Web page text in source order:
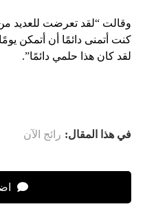
وقالت “لقد تعرضت للعديد
كنت أتمنى دائمًا أن أتمكن
لقد كان هذا حلمي دائمًا”.
في هذا المقال: رائج الآن